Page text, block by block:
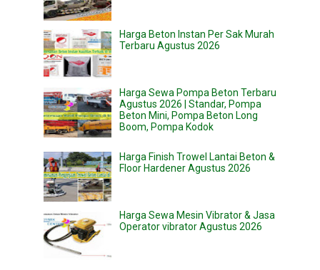
Harga Beton Instan Per Sak Murah
Terbaru Agustus 2026
Harga Sewa Pompa Beton Terbaru
Agustus 2026 | Standar, Pompa
Beton Mini, Pompa Beton Long
Boom, Pompa Kodok
Harga Finish Trowel Lantai Beton &
Floor Hardener Agustus 2026
Harga Sewa Mesin Vibrator & Jasa
Operator vibrator Agustus 2026